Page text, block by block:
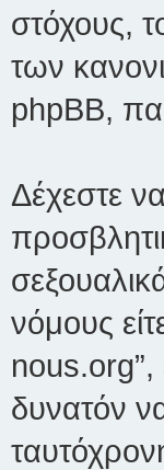
στόχους,
των
phpBB,
Δέχεστε
νόμους
nous.org”,
δυνατόν